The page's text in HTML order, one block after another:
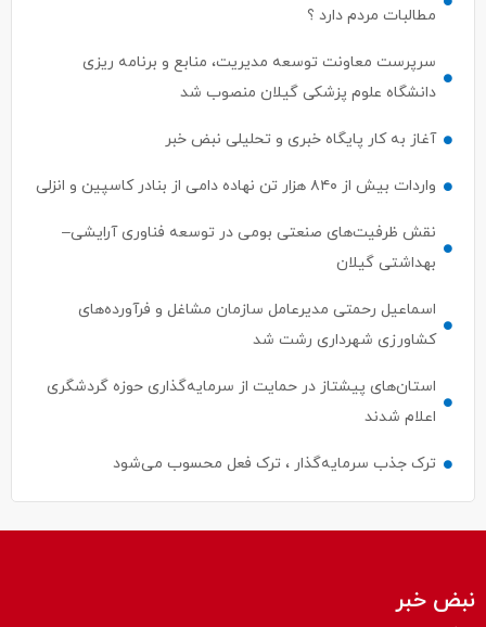
مطالبات مردم دارد ؟
سرپرست معاونت توسعه مدیریت، منابع و برنامه ریزی
دانشگاه علوم پزشکی گیلان منصوب شد
آغاز به کار پایگاه خبری و تحلیلی نبض خبر
واردات بیش از ۸۴۰ هزار تن نهاده دامی از بنادر كاسپین و انزلی
نقش ظرفیت‌های صنعتی بومی در توسعه فناوری آرایشی–
بهداشتی گیلان
اسماعیل رحمتی مدیرعامل سازمان مشاغل و فرآورده‌های
کشاورزی شهرداری رشت شد
استان‌های پیشتاز در حمایت از سرمایه‌گذاری حوزه گردشگری
اعلام شدند
ترک جذب سرمایه‌گذار ، ترک فعل محسوب می‌شود
نبض خبر